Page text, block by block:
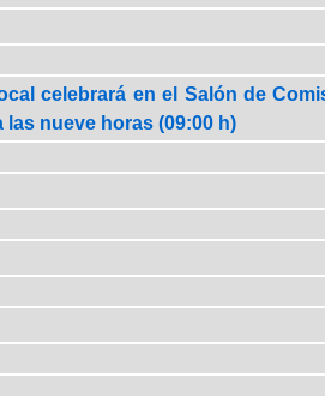
celebrará en el Salón de
nueve horas (09:00 h)